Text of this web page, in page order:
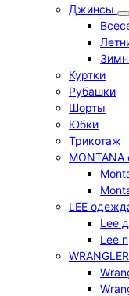
Джинсы
Куртки
Рубашки
Шорты
Юбки
Трикотаж
LEE
Lee
Lee